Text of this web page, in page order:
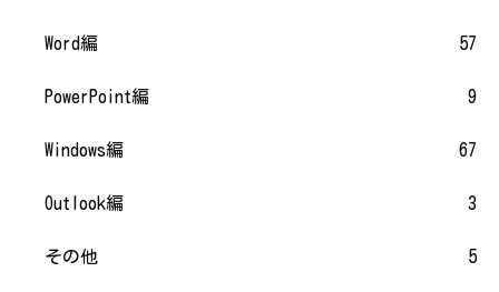
Word編 57
PowerPoint編 9
Windows編 67
Outlook編 3
その他 5